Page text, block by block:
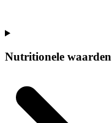
Nutritionele waarden